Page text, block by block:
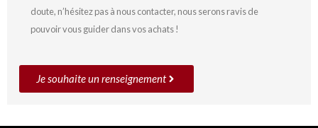
doute, n’hésitez pas à nous contacter, nous serons ravis de
pouvoir vous guider dans vos achats !
Je souhaite un renseignement